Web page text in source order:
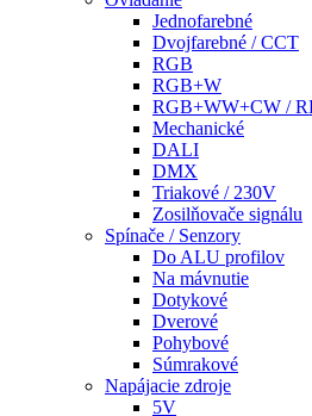
Jednofarebné
Dvojfarebné / CCT
RGB
RGB+W
RGB+WW+CW /
Mechanické
DALI
DMX
Triakové / 230V
Zosilňovače signálu
Spínače / Senzory
Do ALU profilov
Na mávnutie
Dotykové
Dverové
Pohybové
Súmrakové
Napájacie zdroje
5V